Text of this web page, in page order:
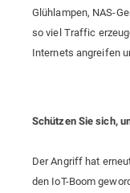
Glühlampen, NAS-
so viel Traffic
Internets angreifen
Schützen Sie sich,
Der Angriff hat
den IoT-Boom